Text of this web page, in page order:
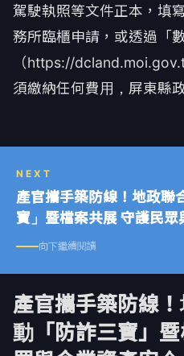
駕駛執照等文件正本，填
務所臨櫃申請，或透過「
（https://
須繳納任何費用，屏東縣
NEXT
產官攜手築防線！地政聯
寶」暨檔案共
向下繼續閱讀
產官攜手築防線
動「防詐三寶」